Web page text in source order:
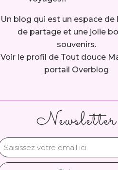
Newsletter
Un blog qui est un espace de
de partage et une jolie
souvenirs.
Voir le profil de Tout douce
portail Overblog